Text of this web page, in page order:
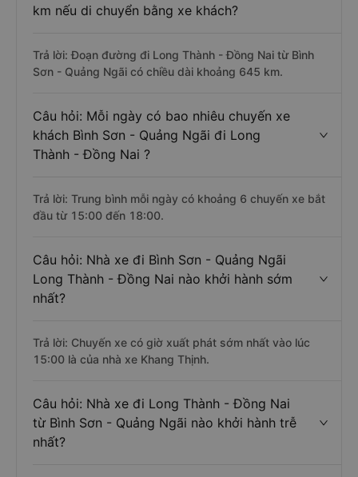
km nếu di chuyển bằng xe khách?
Trả lời: Đoạn đường đi Long Thành - Đồng Nai từ Bình
Sơn - Quảng Ngãi có chiều dài khoảng 645 km.
Câu hỏi: Mỗi ngày có bao nhiêu chuyến xe
khách Bình Sơn - Quảng Ngãi đi Long
Thành - Đồng Nai ?
Trả lời: Trung bình mỗi ngày có khoảng 6 chuyến xe bắt
đầu từ 15:00 đến 18:00.
Câu hỏi: Nhà xe đi Bình Sơn - Quảng Ngãi
Long Thành - Đồng Nai nào khởi hành sớm
nhất?
Trả lời: Chuyến xe có giờ xuất phát sớm nhất vào lúc
15:00 là của nhà xe Khang Thịnh.
Câu hỏi: Nhà xe đi Long Thành - Đồng Nai
từ Bình Sơn - Quảng Ngãi nào khởi hành trễ
nhất?